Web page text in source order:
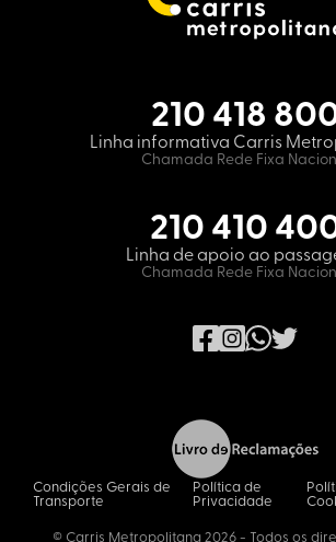
210 418
Linha informativa Carris
Chamada Rede Fixa
210 410
Linha de apoio ao
Chamada Rede Fixa
© Carris Metropolitana 2026 - Todos os
Condições Gerais de
Transporte
Política de
Privacidade